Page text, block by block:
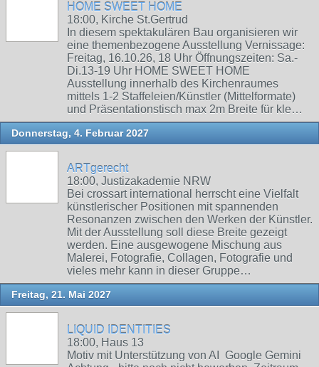
HOME SWEET HOME
18:00, Kirche St.Gertrud
In diesem spektakulären Bau organisieren wir
eine themenbezogene Ausstellung Vernissage:
Freitag, 16.10.26, 18 Uhr Öffnungszeiten: Sa.-
Di.13-19 Uhr HOME SWEET HOME
Ausstellung innerhalb des Kirchenraumes
mittels 1-2 Staffeleien/Künstler (Mittelformate)
und Präsentationstisch max 2m Breite für kle…
Donnerstag, 4. Februar 2027
ARTgerecht
18:00, Justizakademie NRW
Bei crossart international herrscht eine Vielfalt
künstlerischer Positionen mit spannenden
Resonanzen zwischen den Werken der Künstler.
Mit der Ausstellung soll diese Breite gezeigt
werden. Eine ausgewogene Mischung aus
Malerei, Fotografie, Collagen, Fotografie und
vieles mehr kann in dieser Gruppe…
Freitag, 21. Mai 2027
LIQUID IDENTITIES
18:00, Haus 13
Motiv mit Unterstützung von AI Google Gemini